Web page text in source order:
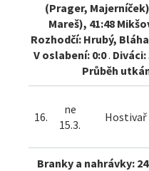
(Prager,
Mareš), 41:48
Rozhodčí: Hrubý, Bláha
V oslabení: 0:0. Diváci:
Průběh
16.
ne
15.3.
Hostivař
Branky a nahrávky: